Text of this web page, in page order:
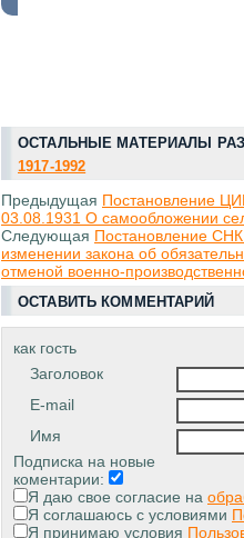
ОСТАЛЬНЫЕ МАТЕРИАЛЫ
1917-1992
Предыдущая Постановление
03.08.1931 О самообложении
Следующая Постановление
изменении закона об
отменой военно-
ОСТАВИТЬ КОММЕНТАРИЙ
как гость
Заголовок
E-mail
Имя
Подписка на новые
коментарии:
Я даю свое согласие на
Я соглашаюсь с условиями
Я принимаю условия